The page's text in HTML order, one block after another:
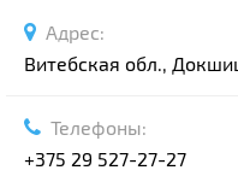
Адрес:
Витебская обл.,
Телефоны:
+375 29 527-27-27